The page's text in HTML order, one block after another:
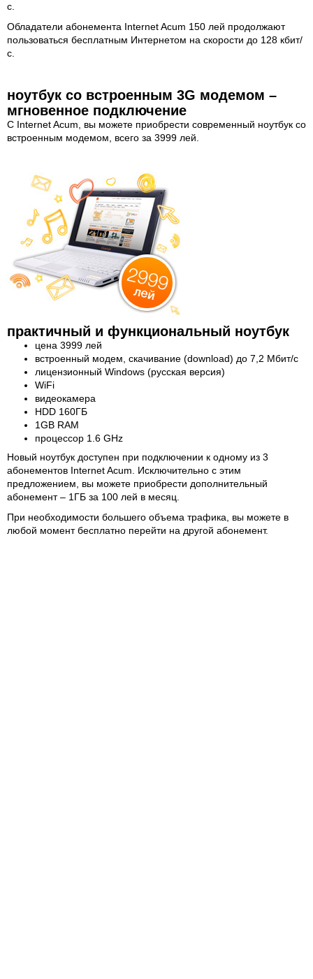
с.
Обладатели абонемента Internet Acum 150 лей продолжают
пользоваться бесплатным Интернетом на скорости до 128 кбит/
с.
ноутбук со встроенным 3G модемом –
мгновенное подключение
С Internet Acum, вы можете приобрести современный ноутбук со
встроенным модемом, всего за 3999 лей.
практичный и функциональный ноутбук
цена 3999 лей
встроенный модем, скачивание (download) до 7,2 Мбит/с
лицензионный Windows (русская версия)
WiFi
видеокамера
HDD 160ГБ
1GB RAM
процессор 1.6 GHz
Новый ноутбук доступен при подключении к одному из 3
абонементов Internet Acum. Исключительно с этим
предложением, вы можете приобрести дополнительный
абонемент – 1ГБ за 100 лей в месяц.
При необходимости большего объема трафика, вы можете в
любой момент бесплатно перейти на другой абонемент.